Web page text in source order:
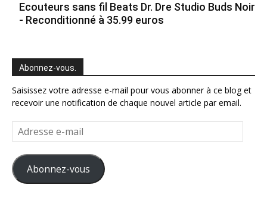
Ecouteurs sans fil Beats Dr. Dre Studio Buds Noir
- Reconditionné à 35.99 euros
Abonnez-vous.
Saisissez votre adresse e-mail pour vous abonner à ce blog et
recevoir une notification de chaque nouvel article par email.
Adresse
e-
mail
Abonnez-vous